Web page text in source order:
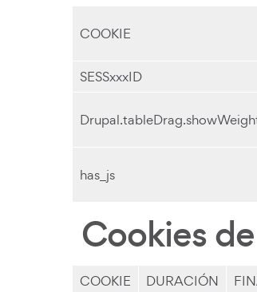
COOKIE
SESSxxxID
has_js
Cookies
COOKIE DURACIÓN